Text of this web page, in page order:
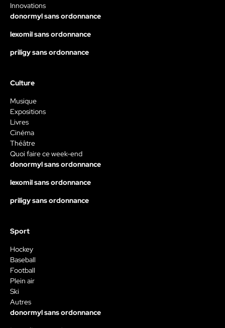
Innovations
donormyl sans ordonnance
lexomil sans ordonnance
priligy sans ordonnance
Culture
Musique
Expositions
Livres
Cinéma
Théâtre
Quoi faire ce week-end
donormyl sans ordonnance
lexomil sans ordonnance
priligy sans ordonnance
Sport
Hockey
Baseball
Football
Plein air
Ski
Autres
donormyl sans ordonnance